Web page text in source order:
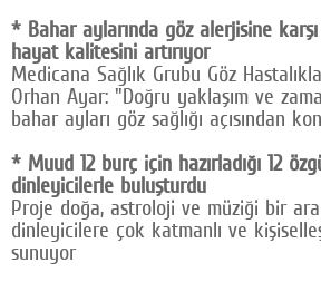
* Bahar aylarında göz alerjisine
hayat kalitesini artırıyor
Medicana Sağlık Grubu Göz
Orhan Ayar: "Doğru yaklaşım ve
bahar ayları göz sağlığı açısından
* Muud 12 burç için hazırladığı 12
dinleyicilerle buluşturdu
Proje doğa, astroloji ve müziği bir
dinleyicilere çok katmanlı ve
sunuyor